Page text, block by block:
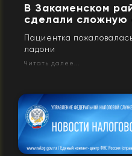
В Закаменском
сделали сложную
Пациентка
ладони
Читать далее...